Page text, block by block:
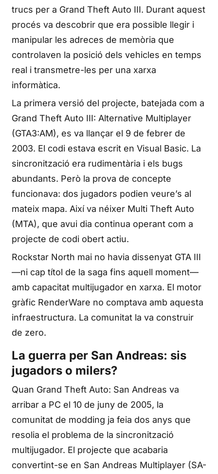
trucs per a Grand Theft Auto III. Durant aquest
procés va descobrir que era possible llegir i
manipular les adreces de memòria que
controlaven la posició dels vehicles en temps
real i transmetre-les per una xarxa
informàtica.
La primera versió del projecte, batejada com a
Grand Theft Auto III: Alternative Multiplayer
(GTA3:AM), es va llançar el 9 de febrer de
2003. El codi estava escrit en Visual Basic. La
sincronització era rudimentària i els bugs
abundants. Però la prova de concepte
funcionava: dos jugadors podien veure’s al
mateix mapa. Així va néixer Multi Theft Auto
(MTA), que avui dia continua operant com a
projecte de codi obert actiu.
Rockstar North mai no havia dissenyat GTA III
—ni cap títol de la saga fins aquell moment—
amb capacitat multijugador en xarxa. El motor
gràfic RenderWare no comptava amb aquesta
infraestructura. La comunitat la va construir
de zero.
La guerra per San Andreas: sis
jugadors o milers?
Quan Grand Theft Auto: San Andreas va
arribar a PC el 10 de juny de 2005, la
comunitat de modding ja feia dos anys que
resolia el problema de la sincronització
multijugador. El projecte que acabaria
convertint-se en San Andreas Multiplayer (SA-